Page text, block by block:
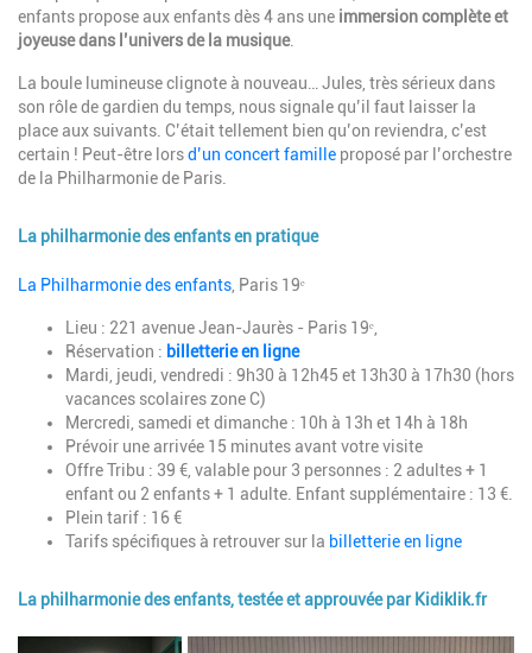
enfants propose aux enfants dès 4 ans une immersion complète et
joyeuse dans l’univers de la musique.
La boule lumineuse clignote à nouveau… Jules, très sérieux dans
son rôle de gardien du temps, nous signale qu’il faut laisser la
place aux suivants. C’était tellement bien qu’on reviendra, c’est
certain ! Peut-être lorsd’un concert famille proposé par l’orchestre
de la Philharmonie de Paris.
La philharmonie des enfants en pratique
Description
La Philharmonie des enfants, Paris 19ᵉ
Lieu : 221 avenue Jean-Jaurès - Paris 19ᵉ,
Réservation : billetterie en ligne
Mardi, jeudi, vendredi : 9h30 à 12h45 et 13h30 à 17h30 (hors
vacances scolaires zone C)
Mercredi, samedi et dimanche : 10h à 13h et 14h à 18h
Prévoir une arrivée 15 minutes avant votre visite
Offre Tribu : 39 €, valable pour 3 personnes : 2 adultes + 1
enfant ou 2 enfants + 1 adulte. Enfant supplémentaire : 13 €.
Plein tarif : 16 €
Tarifs spécifiques à retrouver sur la billetterie en ligne
La philharmonie des enfants, testée et approuvée par Kidiklik.fr